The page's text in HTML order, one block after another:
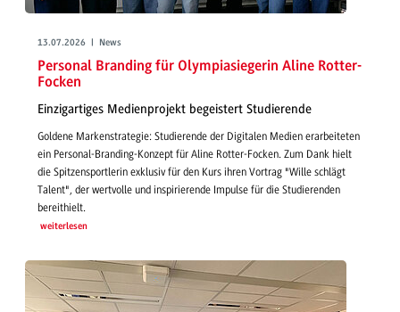
13.07.2026 | News
Personal Branding für Olympiasiegerin Aline Rotter-
Focken
Einzigartiges Medienprojekt begeistert Studierende
Goldene Markenstrategie: Studierende der Digitalen Medien erarbeiteten
ein Personal-Branding-Konzept für Aline Rotter-Focken. Zum Dank hielt
die Spitzensportlerin exklusiv für den Kurs ihren Vortrag "Wille schlägt
Talent", der wertvolle und inspirierende Impulse für die Studierenden
bereithielt.
weiterlesen